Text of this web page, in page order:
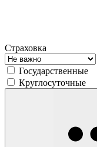
Страховка
Государственные
Круглосуточные